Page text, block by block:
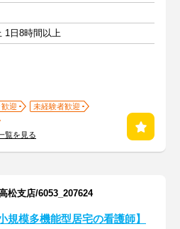
1日8時間以上
迎
未経験者歓迎
覧を見る
松支店/6053_207624
小規模多機能型居宅の看護師】